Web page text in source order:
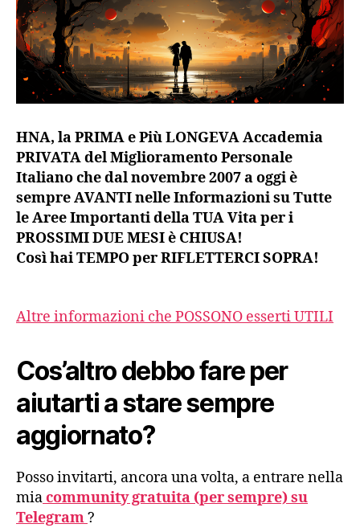
HNA, la PRIMA e Più LONGEVA Accademia
PRIVATA del Miglioramento Personale
Italiano che dal novembre 2007 a oggi è
sempre AVANTI nelle Informazioni su Tutte
le Aree Importanti della TUA Vita per i
PROSSIMI DUE MESI è CHIUSA!
Così hai TEMPO per RIFLETTERCI SOPRA!
Altre informazioni che POSSONO esserti UTILI
Cos’altro debbo fare per
aiutarti a stare sempre
aggiornato?
Posso invitarti, ancora una volta, a entrare nella
miacommunity gratuita (per sempre) su
Telegram?